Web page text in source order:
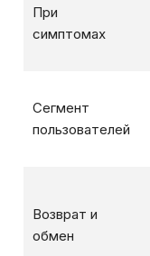
При
симптомах
Сегмент
пользователей
Возврат и
обмен